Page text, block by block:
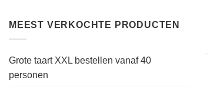
MEEST VERKOCHTE PRODUCTEN
Grote taart XXL bestellen vanaf 40
personen